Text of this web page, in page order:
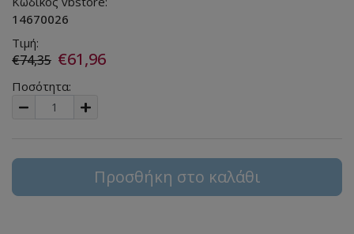
14670026
Τιμή:
€74,35 €61,96
Ποσότητα:
Προσθήκη στο καλάθι